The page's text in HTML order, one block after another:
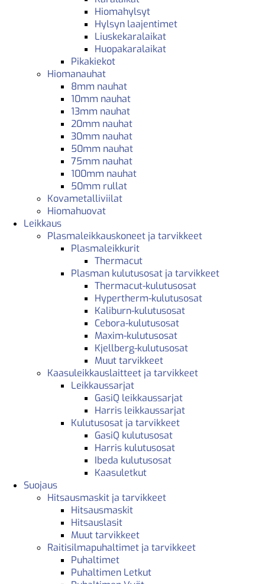
Hiomahylsyt
Hylsyn laajentimet
Liuskekaralaikat
Huopakaralaikat
Pikakiekot
Hiomanauhat
8mm nauhat
10mm nauhat
13mm nauhat
20mm nauhat
30mm nauhat
50mm nauhat
75mm nauhat
100mm nauhat
50mm rullat
Kovametalliviilat
Hiomahuovat
Leikkaus
Plasmaleikkauskoneet ja tarvikkeet
Plasmaleikkurit
Thermacut
Plasman kulutusosat ja tarvikkeet
Thermacut-kulutusosat
Hypertherm-kulutusosat
Kaliburn-kulutusosat
Cebora-kulutusosat
Maxim-kulutusosat
Kjellberg-kulutusosat
Muut tarvikkeet
Kaasuleikkauslaitteet ja tarvikkeet
Leikkaussarjat
GasiQ leikkaussarjat
Harris leikkaussarjat
Kulutusosat ja tarvikkeet
GasiQ kulutusosat
Harris kulutusosat
Ibeda kulutusosat
Kaasuletkut
Suojaus
Hitsausmaskit ja tarvikkeet
Hitsausmaskit
Hitsauslasit
Muut tarvikkeet
Raitisilmapuhaltimet ja tarvikkeet
Puhaltimet
Puhaltimen Letkut